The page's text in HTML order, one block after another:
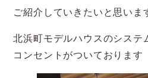
ご紹介していきたいと思い
北浜町モデルハウスのシステ
コンセントがついております